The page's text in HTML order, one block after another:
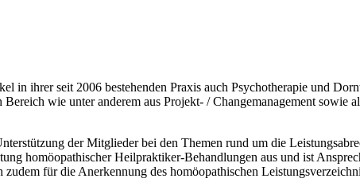
in ihrer seit 2006 bestehenden Praxis auch Psychotherapie und
wie unter anderem aus Projekt- / Changemanagement sowie
der Mitglieder bei den Themen rund um die
homöopathischer Heilpraktiker-Behandlungen aus und ist
für die Anerkennung des homöopathischen